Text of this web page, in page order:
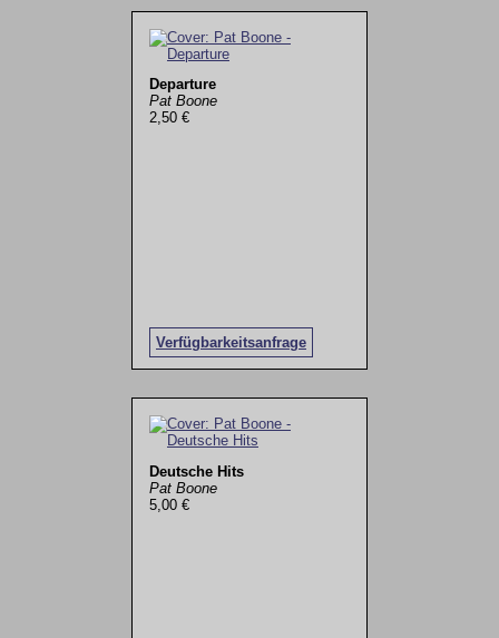
Departure
Pat Boone
2,50 €
Verfügbarkeitsanfrage
Deutsche Hits
Pat Boone
5,00 €